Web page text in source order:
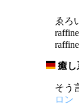
ゑ
癒し
そう
ロン